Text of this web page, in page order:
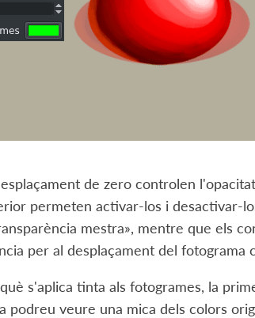
de zero controlen
permeten activar-los i desactivar-
mestra», mentre que els
per al desplaçament del fotograma
s'aplica tinta als fotogrames, la
podreu veure una mica dels colors